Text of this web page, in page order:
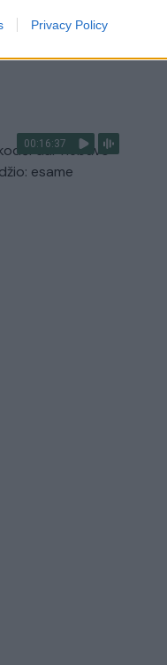
Privacy Policy
neigiamai
apgaudinėti
00:16:37
dar nebuvo
esame